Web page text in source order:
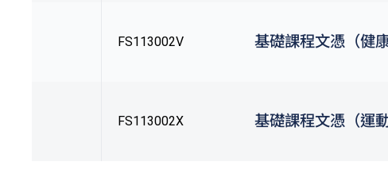
FS113002V 基礎課程文憑（健
FS113002X 基礎課程文憑（運動